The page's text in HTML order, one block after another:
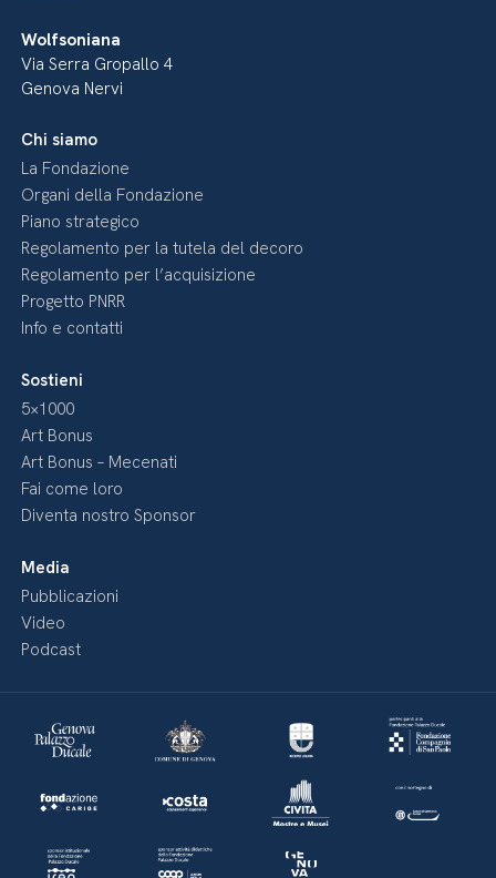
Wolfsoniana
Via Serra Gropallo 4
Genova Nervi
Chi siamo
La Fondazione
Organi della Fondazione
Piano strategico
Regolamento per la tutela del decoro
Regolamento per l’acquisizione
Progetto PNRR
Info e contatti
Sostieni
5×1000
Art Bonus
Art Bonus – Mecenati
Fai come loro
Diventa nostro Sponsor
Media
Pubblicazioni
Video
Podcast